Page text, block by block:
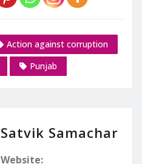
Action against corruption
Punjab
Satvik Samachar
Website: